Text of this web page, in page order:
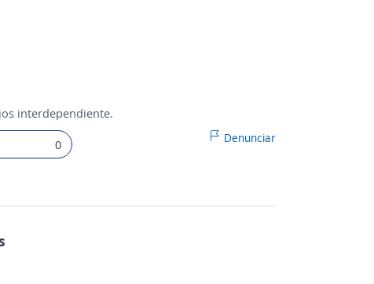
interdependiente.
0 Denunciar